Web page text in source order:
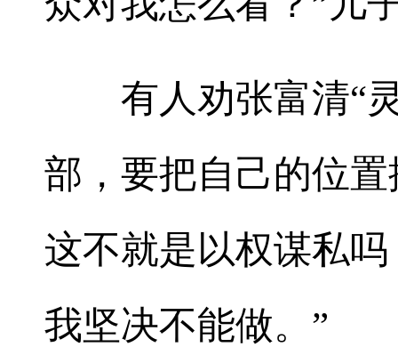
有人劝张富清“灵
部，要把自己的位
这不就是以权谋私
我坚决不能做。”